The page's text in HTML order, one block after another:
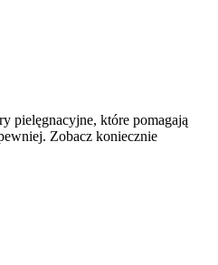
pielęgnacyjne, które pomagają
Zobacz koniecznie